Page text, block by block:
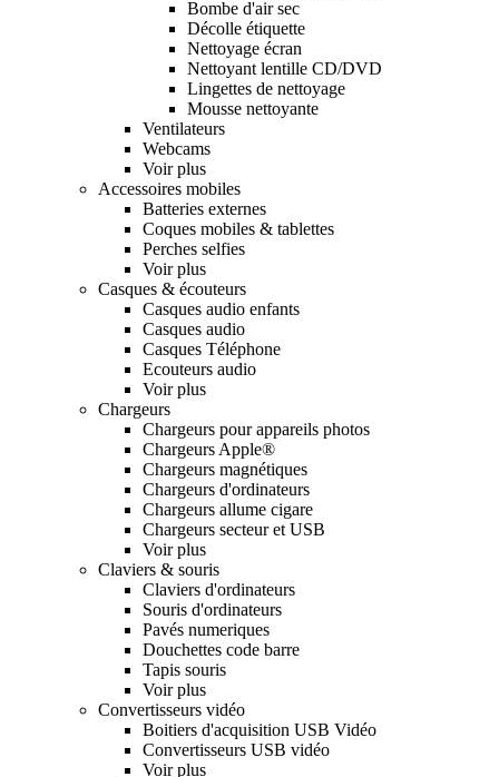
Bombe d'air sec
Décolle étiquette
Nettoyage écran
Nettoyant lentille CD/DVD
Lingettes de nettoyage
Mousse nettoyante
Ventilateurs
Webcams
Voir plus
Accessoires mobiles
Batteries externes
Coques mobiles & tablettes
Perches selfies
Voir plus
Casques & écouteurs
Casques audio enfants
Casques audio
Casques Téléphone
Ecouteurs audio
Voir plus
Chargeurs
Chargeurs pour appareils photos
Chargeurs Apple®
Chargeurs magnétiques
Chargeurs d'ordinateurs
Chargeurs allume cigare
Chargeurs secteur et USB
Voir plus
Claviers & souris
Claviers d'ordinateurs
Souris d'ordinateurs
Pavés numeriques
Douchettes code barre
Tapis souris
Voir plus
Convertisseurs vidéo
Boitiers d'acquisition USB Vidéo
Convertisseurs USB vidéo
Voir plus